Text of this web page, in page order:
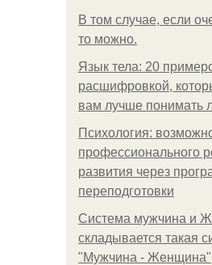
В том случае, если
то можно.
Язык тела: 20
расшифровкой,
вам лучше понимать
Психология:
профессионального
развития через
переподготовки
Система мужчина и
складывается такая
"Мужчина - Женщина"